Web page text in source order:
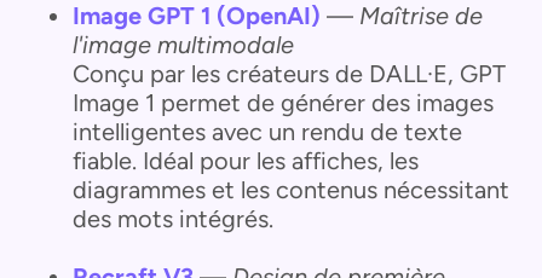
Image GPT 1 (OpenAI) — Maîtrise de
l'image multimodale
Conçu par les créateurs de DALL·E, GPT
Image 1 permet de générer des images
intelligentes avec un rendu de texte
fiable. Idéal pour les affiches, les
diagrammes et les contenus nécessitant
des mots intégrés.